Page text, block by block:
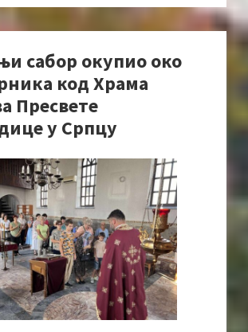
сабор окупио око
код Храма
Пресвете
у Српцу